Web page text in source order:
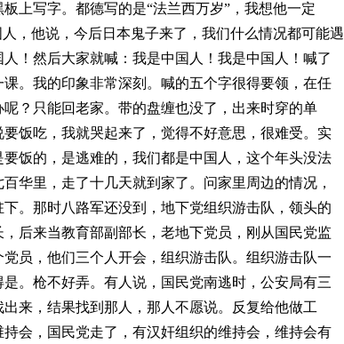
上写字。都德写的是“法兰西万岁”，我想他一定
，他说，今后日本鬼子来了，我们什么情况都可能遇
！然后大家就喊：我是中国人！我是中国人！喊了
。我的印象非常深刻。喊的五个字很得要领，在任
？只能回老家。带的盘缠也没了，出来时穿的单
饭吃，我就哭起来了，觉得不好意思，很难受。实
饭的，是逃难的，我们都是中国人，这个年头没法
华里，走了十几天就到家了。问家里周边的情况，
。那时八路军还没到，地下党组织游击队，领头的
后来当教育部副部长，老地下党员，刚从国民党监
员，他们三个人开会，组织游击队。组织游击队一
。枪不好弄。有人说，国民党南逃时，公安局有三
来，结果找到那人，那人不愿说。反复给他做工
会，国民党走了，有汉奸组织的维持会，维持会有